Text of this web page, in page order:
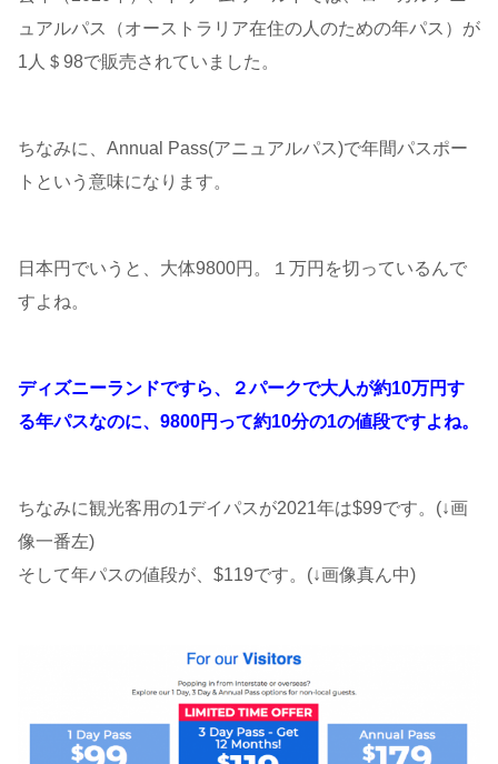
ュアルパス（オーストラリア在住の人のための年パス）が
1人＄98で販売されていました。
ちなみに、Annual Pass(アニュアルパス)で年間パスポー
トという意味になります。
日本円でいうと、大体9800円。１万円を切っているんで
すよね。
ディズニーランドですら、２パークで大人が約10万円す
る年パスなのに、9800円って約10分の1の値段ですよね。
ちなみに観光客用の1デイパスが2021年は$99です。(↓画
像一番左)
そして年パスの値段が、$119です。(↓画像真ん中)